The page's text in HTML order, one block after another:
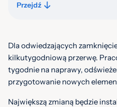
Przejdź
Dla odwiedzających
kilkutygodniową przerwę.
tygodnie na naprawy,
przygotowanie nowych
Największą zmianą będzie